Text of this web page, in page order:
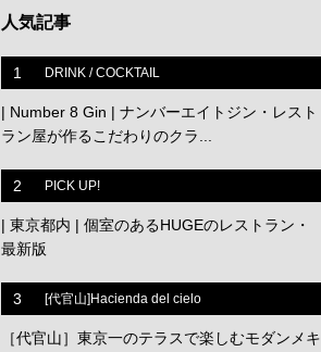
人気記事
1 DRINK / COCKTAIL
| Number 8 Gin | ナンバーエイトジン・レスト
ラン屋が作るこだわりのクラ...
2 PICK UP!
| 東京都内 | 個室のあるHUGEのレストラン・
最新版
3 [代官山]Hacienda del cielo
［代官山］東京一のテラスで楽しむモダンメキ